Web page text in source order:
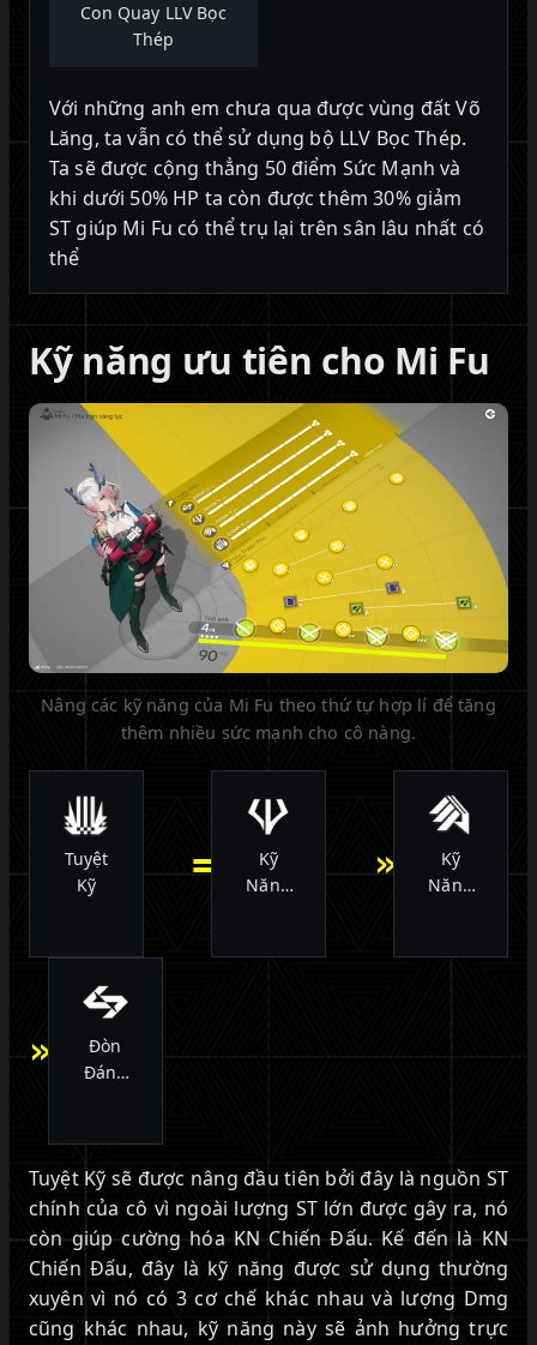
Con Quay LLV Bọc
Thép
Với những anh em chưa qua được vùng đất Võ
Lăng, ta vẫn có thể sử dụng bộ LLV Bọc Thép.
Ta sẽ được cộng thẳng 50 điểm Sức Mạnh và
khi dưới 50% HP ta còn được thêm 30% giảm
ST giúp Mi Fu có thể trụ lại trên sân lâu nhất có
thể
Kỹ năng ưu tiên cho Mi Fu
Nâng các kỹ năng của Mi Fu theo thứ tự hợp lí để tăng
thêm nhiều sức mạnh cho cô nàng.
Tuyệt
Kỹ
=
Kỹ
Năng
»
Kỹ
Năng
»
Đòn
Đánh
Tuyệt Kỹ sẽ được nâng đầu tiên bởi đây là nguồn ST
chính của cô vì ngoài lượng ST lớn được gây ra, nó
còn giúp cường hóa KN Chiến Đấu. Kế đến là KN
Chiến Đấu, đây là kỹ năng được sử dụng thường
xuyên vì nó có 3 cơ chế khác nhau và lượng Dmg
cũng khác nhau, kỹ năng này sẽ ảnh hưởng trực